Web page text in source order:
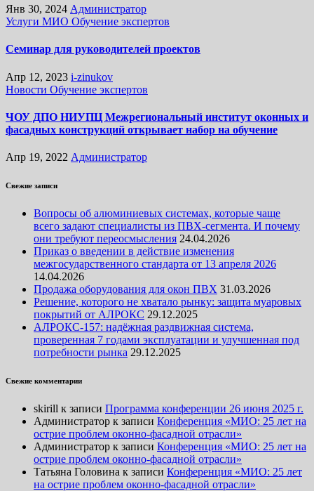
Янв 30, 2024 Администратор
Услуги МИО Обучение экспертов
Семинар для руководителей проектов
Апр 12, 2023 i-zinukov
Новости Обучение экспертов
ЧОУ ДПО НИУПЦ Межрегиональный институт оконных и
фасадных конструкций открывает набор на обучение
Апр 19, 2022 Администратор
Свежие записи
Вопросы об алюминиевых системах, которые чаще
всего задают специалисты из ПВХ-сегмента. И почему
они требуют переосмысления 24.04.2026
Приказ о введении в действие изменения
межгосударственного стандарта от 13 апреля 2026
14.04.2026
Продажа оборудования для окон ПВХ 31.03.2026
Решение, которого не хватало рынку: защита муаровых
покрытий от АЛРОКС 29.12.2025
АЛРОКС-157: надёжная раздвижная система,
проверенная 7 годами эксплуатации и улучшенная под
потребности рынка 29.12.2025
Свежие комментарии
skirill к записи Программа конференции 26 июня 2025 г.
Администратор к записи Конференция «МИО: 25 лет на
острие проблем оконно-фасадной отрасли»
Администратор к записи Конференция «МИО: 25 лет на
острие проблем оконно-фасадной отрасли»
Татьяна Головина к записи Конференция «МИО: 25 лет
на острие проблем оконно-фасадной отрасли»